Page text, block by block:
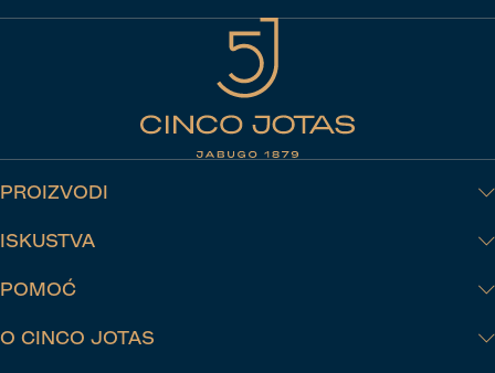
Instagramu, Cinco Jotas.
PROIZVODI
ISKUSTVA
POMOĆ
O CINCO JOTAS